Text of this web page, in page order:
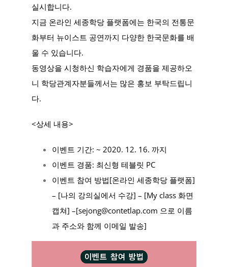
실시합니다.
지금 온라인 세종학당 플랫폼에는 한국의 전통문
화부터 뉴이스트 공연까지 다양한 한국문화를 배
울 수 있습니다.
동영상을 시청하신 학습자에게 경품을 제공하오
니 학당관계자분들께서는 많은 홍보 부탁드립니
다.
<상세 내용>
이벤트 기간: ~ 2020. 12. 16. 까지
이벤트 경품: 최신형 테블릿 PC
이벤트 참여 방법[온라인 세종학당 플랫폼]
– [나의 강의실에서 수강] – [My class 화면
캡쳐] –[sejong@contetlap.com 으로 이름
과 주소와 함께 이메일 발송]